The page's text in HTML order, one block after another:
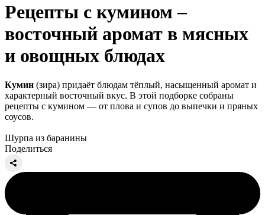
Рецепты с кумином –
восточный аромат в мясных
и овощных блюдах
Кумин (зира) придаёт блюдам тёплый, насыщенный аромат и
характерный восточный вкус. В этой подборке собраны
рецепты с кумином — от плова и супов до выпечки и пряных
соусов.
Шурпа из баранины
Поделиться